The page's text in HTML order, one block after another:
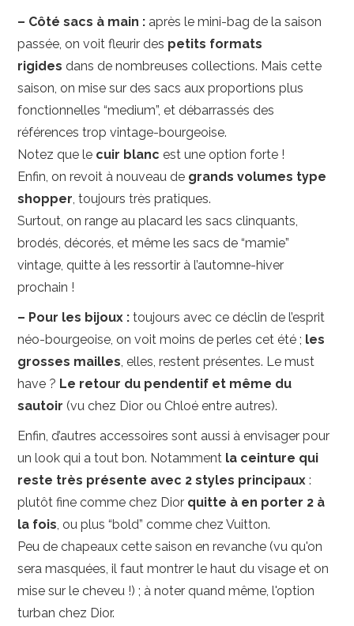
– Côté sacs à main : après le mini-bag de la saison
passée, on voit fleurir des petits formats
rigides dans de nombreuses collections. Mais cette
saison, on mise sur des sacs aux proportions plus
fonctionnelles “medium”, et débarrassés des
références trop vintage-bourgeoise.
Notez que le cuir blanc est une option forte !
Enfin, on revoit à nouveau de grands volumes type
shopper , toujours très pratiques.
Surtout, on range au placard les sacs clinquants,
brodés, décorés, et même les sacs de “mamie”
vintage, quitte à les ressortir à l’automne-hiver
prochain !
– Pour les bijoux : toujours avec ce déclin de l’esprit
néo-bourgeoise, on voit moins de perles cet été ; les
grosses mailles , elles, restent présentes. Le must
have ? Le retour du pendentif et même du
sautoir (vu chez Dior ou Chloé entre autres).
Enfin, d’autres accessoires sont aussi à envisager pour
un look qui a tout bon. Notamment la ceinture qui
reste très présente avec 2 styles principaux:
plutôt fine comme chez Dior quitte à en porter 2 à
la fois , ou plus “bold” comme chez Vuitton.
Peu de chapeaux cette saison en revanche (vu qu'on
sera masquées, il faut montrer le haut du visage et on
mise sur le cheveu !) ; à noter quand même, l'option
turban chez Dior.